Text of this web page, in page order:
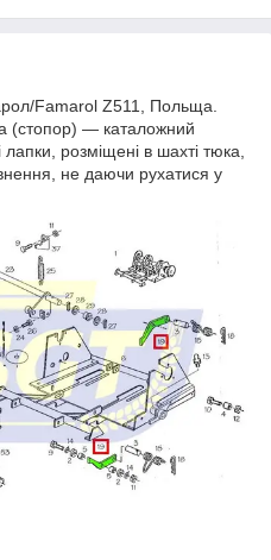
Famarol Z511, Польща.
(стопор) — каталожний
розміщені в шахті тюка,
не даючи рухатися у